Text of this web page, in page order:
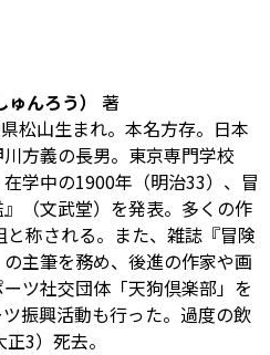
んろう）
著
松山生まれ。本名方存。日本
方義の長男。東京専門学校
在学中の1900年（明治33）、冒
（文武堂）を発表。多くの作
と称される。また、雑誌『冒険
主筆を務め、後進の作家や画
ツ社交団体「天狗倶楽部」を
振興活動も行った。過度の飲
3）死去。